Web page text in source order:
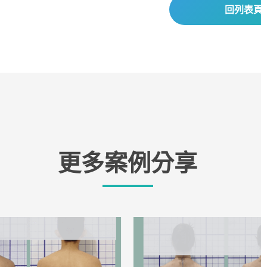
回列表
更多案例分享